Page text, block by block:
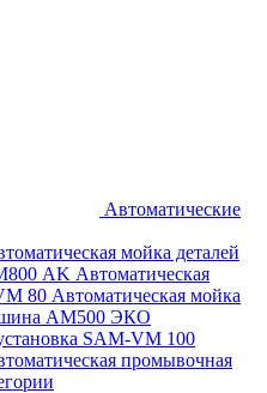
Автоматические
мойка деталей
AK Автоматическая
80 Автоматическая мойка
АМ500 ЭКО
SAM-VM 100
промывочная